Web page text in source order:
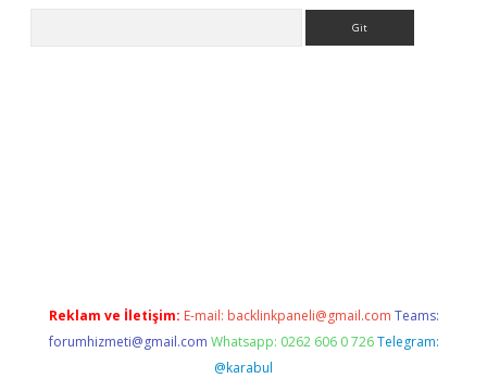
Reklam ve İletişim: E-mail: backlinkpaneli@gmail.com Teams:
forumhizmeti@gmail.com Whatsapp: 0262 606 0 726 Telegram:
@karabul